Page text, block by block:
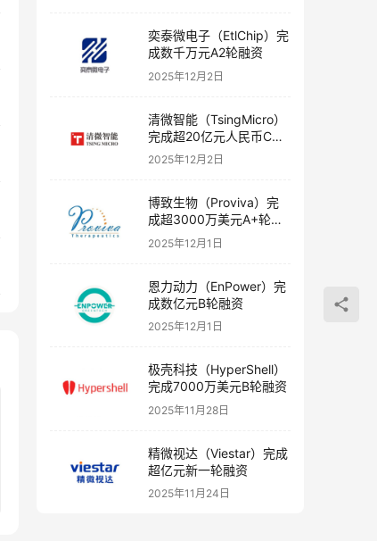
奕泰微电子（EtlChip）完
成数千万元A2轮融资
2025年12月2日
清微智能（TsingMicro）
完成超20亿元人民币C轮
融资
2025年12月2日
博致生物（Proviva）完
成超3000万美元A+轮融
资
2025年12月1日
恩力动力（EnPower）完
成数亿元B轮融资
2025年12月1日
极壳科技（HyperShell）
完成7000万美元B轮融资
2025年11月28日
精微视达（Viestar）完成
超亿元新一轮融资
2025年11月24日